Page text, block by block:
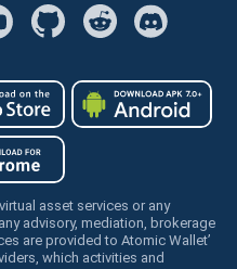
asset services or any
advisory, mediation, brokerage
are provided to Atomic Wallet’
which activities and